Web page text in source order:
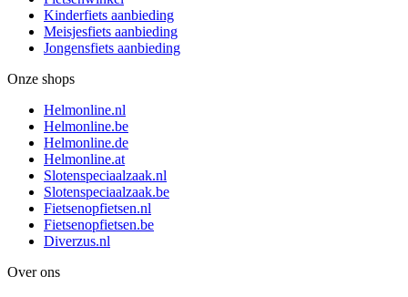
Kinderfiets aanbieding
Meisjesfiets aanbieding
Jongensfiets aanbieding
Onze shops
Helmonline.nl
Helmonline.be
Helmonline.de
Helmonline.at
Slotenspeciaalzaak.nl
Slotenspeciaalzaak.be
Fietsenopfietsen.nl
Fietsenopfietsen.be
Diverzus.nl
Over ons